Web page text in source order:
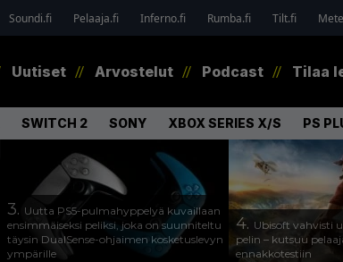
Soundi.fi Pelaaja.fi Inferno.fi Rumba.fi Tilt.fi
Uutiset Arvostelut Podcast Tilaa
SWITCH 2 SONY XBOX SERIES X/S PS
3. Uutta PS5-pulmahyppelyä kuvaillaan
ensimmäiseksi peliksi, joka on suunniteltu
täysin DualSense-ohjaimen kosketuslevyn
ympärille
4. Ubisoft vahvisti
pelin – kutsuu
ennakkotestiin